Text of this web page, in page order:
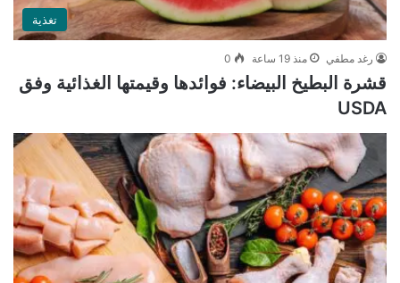
تغذية
رغد مطفي منذ 19 ساعة 0
قشرة البطيخ البيضاء: فوائدها وقيمتها الغذائية وفق
USDA